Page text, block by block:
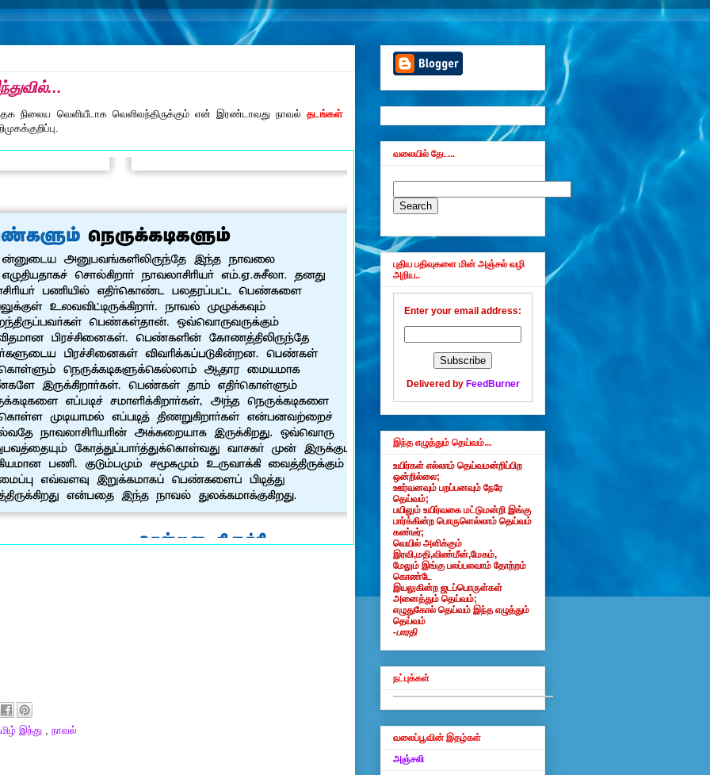
நிலைய வெளியீடாக வெளிவந்திருக்கும் என் இரண்டாவது நாவல் தடங்கள்
இந்து , நாவல்
வலையில் தேட...
புதிய பதிவுகளை மின் அஞ்சல் வழி
அறிய..
Enter your email address:
Delivered by FeedBurner
இந்த எழுத்தும் தெய்வம்...
உயிர்கள் எல்லாம் தெய்வமன்றிப்பிற
ஒன்றில்லை;
ஊர்வனவும் பறப்பனவும் நேரே
தெய்வம்;
பயிலும் உயிர்வகை மட்டுமன்றி இங்கு
பார்க்கின்ற பொருளெல்லாம் தெய்வம்
கண்டீர்;
வெயில் அளிக்கும்
இரவி,மதி,விண்மீன்,மேகம்,
மேலும் இங்கு பலப்பலவாம் தோற்றம்
கொண்டே
இயலுகின்ற ஜடப்பொருள்கள்
அனைத்தும் தெய்வம்;
எழுதுகோல் தெய்வம் இந்த எழுத்தும்
தெய்வம்
-பாரதி
நட்புக்கள்
வலைப்பூவின் இதழ்கள்
அஞ்சலி